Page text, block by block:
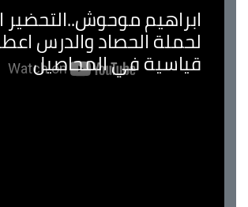
ابراهيم موحوش..التحضير
لحملة الحصاد والدرس
قياسية في المحاصيل